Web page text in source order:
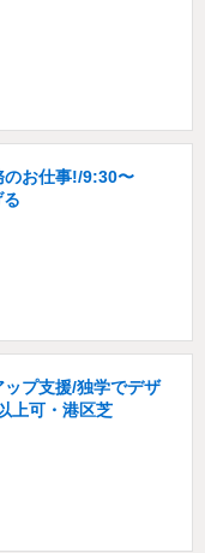
のお仕事!/9:30〜
プ支援/独学でデザ
上可・港区芝